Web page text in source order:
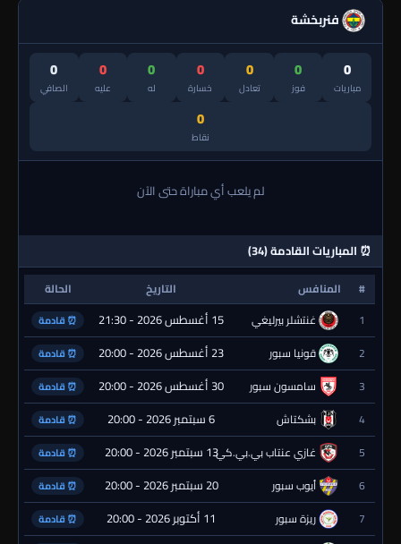
فنربخشة
0
مباريات
0
فوز
0
تعادل
0
خسارة
0
له
0
عليه
0
الصافي
0
نقاط
لم يلعب أي مباراة حتى الآن
⏰ المباريات القادمة (34)
# المنافس التاريخ
الحالة
1
غنتشلر بيرليغي 15 أغسطس 2026 - 21:30 ⏰ قادمة
2 قونيا سبور 23 أغسطس 2026 - 20:00 ⏰ قادمة
3 سامسون سبور 30 أغسطس 2026 - 20:00 ⏰ قادمة
4 بشكتاش 6 سبتمبر 2026 - 20:00 ⏰ قادمة
5 غازي عنتاب بي.بي.كي.13 سبتمبر 2026 - 20:00 ⏰ قادمة
6 أيوب سبور 20 سبتمبر 2026 - 20:00 ⏰ قادمة
7 ريزة سبور 11 أكتوبر 2026 - 20:00 ⏰ قادمة